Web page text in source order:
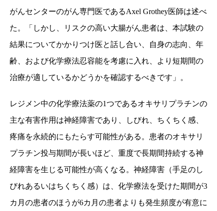
がんセンターのがん専門医であるAxel Grothey医師は述べ
た。「しかし、リスクの高い大腸がん患者は、本試験の
結果についてかかりつけ医と話し合い、自身の志向、年
齢、および化学療法忍容能を考慮に入れ、より短期間の
治療が適しているかどうかを確認するべきです」。
レジメン中の化学療法薬の1つであるオキサリプラチンの
主な有害作用は神経障害であり、しびれ、ちくちく感、
疼痛を永続的にもたらす可能性がある。患者のオキサリ
プラチン投与期間が長いほど、重度で長期間持続する神
経障害を生じる可能性が高くなる。神経障害（手足のし
びれあるいはちくちく感）は、化学療法を受けた期間が3
カ月の患者のほうが6カ月の患者よりも発生頻度が有意に